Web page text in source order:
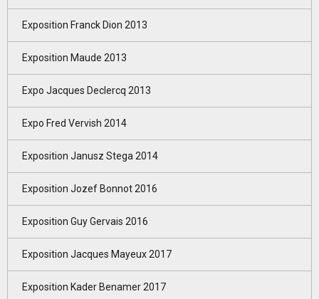
Exposition Franck Dion 2013
Exposition Maude 2013
Expo Jacques Declercq 2013
Expo Fred Vervish 2014
Exposition Janusz Stega 2014
Exposition Jozef Bonnot 2016
Exposition Guy Gervais 2016
Exposition Jacques Mayeux 2017
Exposition Kader Benamer 2017